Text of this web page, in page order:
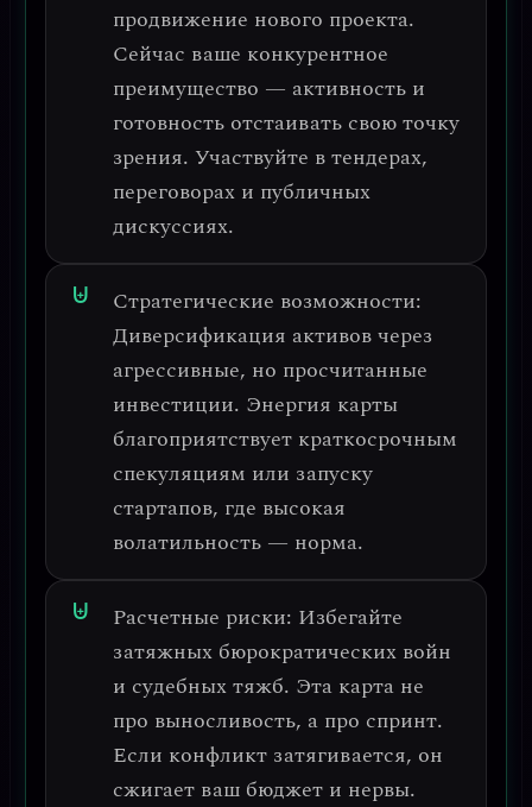
продвижение нового проекта.
Сейчас ваше конкурентное
преимущество — активность и
готовность отстаивать свою точку
зрения. Участвуйте в тендерах,
переговорах и публичных
дискуссиях.
Стратегические возможности:
Диверсификация активов через
агрессивные, но просчитанные
инвестиции. Энергия карты
благоприятствует краткосрочным
спекуляциям или запуску
стартапов, где высокая
волатильность — норма.
Расчетные риски: Избегайте
затяжных бюрократических войн
и судебных тяжб. Эта карта не
про выносливость, а про спринт.
Если конфликт затягивается, он
сжигает ваш бюджет и нервы.